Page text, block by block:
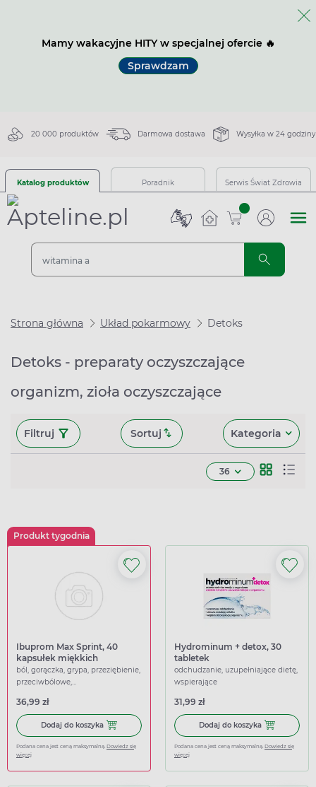
Mamy wakacyjne HITY w specjalnej ofercie 🔥
Sprawdzam
20 000 produktów Darmowa dostawa Wysyłka w 24 godziny
Katalog produktów Poradnik Serwis Świat Zdrowia
sztuk
Strona główna Układ pokarmowy Detoks
Detoks - preparaty oczyszczające
organizm, zioła oczyszczające
Filtruj Sortuj Kategoria
36
Produkt tygodnia
Ibuprom Max Sprint, 40
kapsułek miękkich
ból, gorączka, grypa, przeziębienie,
przeciwbólowe,
36,99 zł
Dodaj do koszyka Dodaj do koszyka Ibuprom Max Sprint, 40 kapsułek
Podana cena jest ceną maksymalną. Dowiedz się
więcej
Hydrominum + detox, 30
tabletek
odchudzanie, uzupełniające dietę,
wspierające
31,99 zł
Dodaj do koszyka Dodaj do
Podana cena jest ceną maksymalną. Dowiedz się
więcej